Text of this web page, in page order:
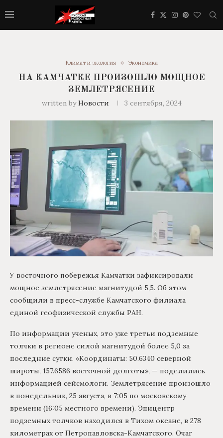
Климат и экология Экономика
НА КАМЧАТКЕ ПРОИЗОШЛО МОЩНОЕ
ЗЕМЛЕТРЯСЕНИЕ
written byНовости 3 сентября, 2024
У восточного побережья Камчатки зафиксировали
мощное землетрясение магнитудой 5,5. Об этом
сообщили в пресс-службе Камчатского филиала
единой геофизической службы РАН.
По информации ученых, это уже третьи подземные
толчки в регионе силой магнитудой более 5,0 за
последние сутки. «Координаты: 50.6340 северной
широты, 157.6586 восточной долготы», — поделились
информацией сейсмологи. Землетрясение произошло
в понедельник, 25 августа, в 7:05 по московскому
времени (16:05 местного времени). Эпицентр
подземных толчков находился в Тихом океане, в 278
километрах от Петропавловска-Камчатского. Очаг